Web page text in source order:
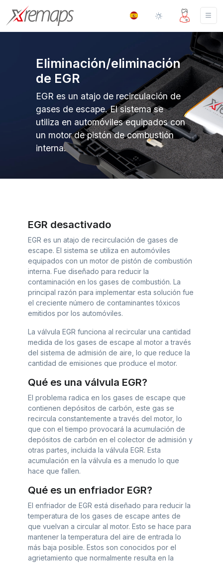
Eliminación/eliminación
de EGR
EGR es un atajo de recirculación de
gases de escape. El sistema se
utiliza en automóviles equipados con
un motor de pistón de combustión
interna.
EGR desactivado
EGR es un atajo de recirculación de gases de
escape. El sistema se utiliza en automóviles
equipados con un motor de pistón de combustión
interna. Fue diseñado para reducir la
contaminación en los gases de combustión. La
principal razón para implementar esta solución fue
el creciente número de contaminantes tóxicos
emitidos por los automóviles.
La válvula EGR funciona al recircular una cantidad
medida de los gases de escape al motor a través
del sistema de admisión de aire, lo que reduce la
cantidad de emisiones que produce el motor.
Qué es una válvula EGR?
El problema radica en los gases de escape que
contienen depósitos de carbón, este gas se
recircula constantemente a través del motor, lo
que con el tiempo provocará la acumulación de
depósitos de carbón en el colector de admisión y
otras partes, incluida la válvula EGR. Esta
acumulación en la válvula es a menudo lo que
hace que fallen.
Qué es un enfriador EGR?
El enfriador de EGR está diseñado para reducir la
temperatura de los gases de escape antes de
que vuelvan a circular al motor. Esto se hace para
mantener la temperatura del aire de entrada lo
más baja posible. Estos son conocidos por el
agrietamiento que normalmente resulta en la